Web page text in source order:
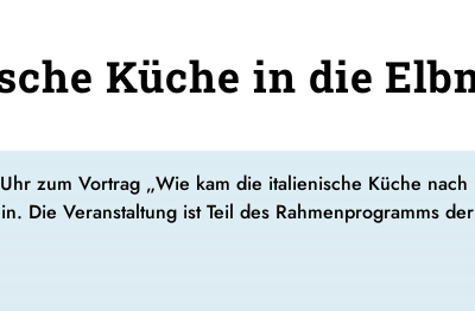
Küche in die
zum Vortrag „Wie kam die italienische Küche
Die Veranstaltung ist Teil des Rahmenprogramms